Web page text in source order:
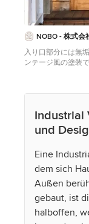
NOBO - 株式会
入り口部分には無
ンテージ風の塗装
Industrial
und
Eine
dem sich
Außen
gebaut, ist
halboffen,